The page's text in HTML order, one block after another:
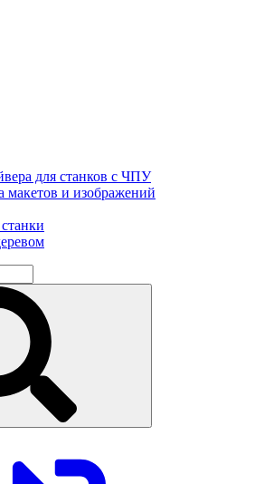
для станков с ЧПУ
макетов и изображений